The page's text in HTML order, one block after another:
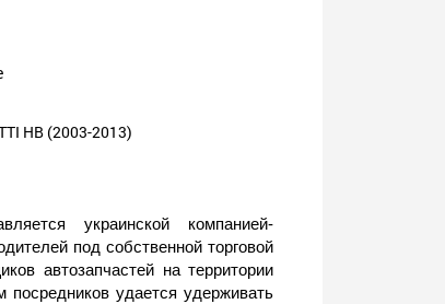
HB (2003-2013)
украинской компанией-
под собственной торговой
автозапчастей на территории
удается удерживать